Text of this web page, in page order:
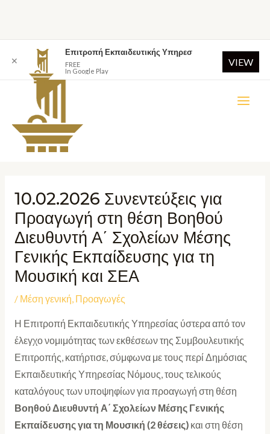
10.02.2026 Συνεντεύξεις για
Προαγωγή στη θέση Βοηθού
Διευθυντή Α΄ Σχολείων Μέσης
Γενικής Εκπαίδευσης για τη
Μουσική και ΣΕΑ
/ Μέση γενική, Προαγωγές
Η Επιτροπή Εκπαιδευτικής Υπηρεσίας ύστερα από τον
έλεγχο νομιμότητας των εκθέσεων της Συμβουλευτικής
Επιτροπής, κατήρτισε, σύμφωνα με τους περί Δημόσιας
Εκπαιδευτικής Υπηρεσίας Νόμους, τους τελικούς
καταλόγους των υποψηφίων για προαγωγή στη θέση
Βοηθού Διευθυντή Α΄ Σχολείων Μέσης Γενικής
Εκπαίδευσης για τη Μουσική (2 θέσεις) και στη θέση
✕
Επιτροπή Εκπαιδευτικής Υπηρεσ
FREE
In Google Play
VIEW